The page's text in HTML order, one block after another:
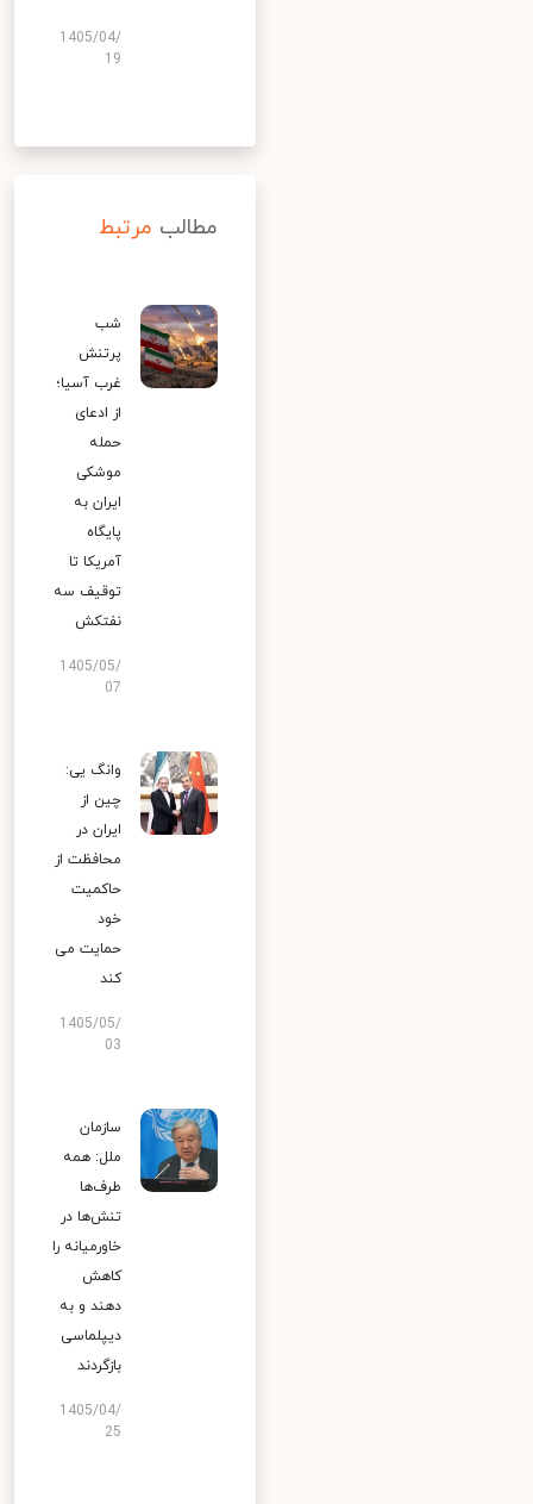
1405/04/
19
مطالب مرتبط
شب
پرتنش
غرب آسیا؛
از ادعای
حمله
موشکی
ایران به
پایگاه
آمریکا تا
توقیف سه
نفتکش
1405/05/
07
وانگ یی:
چین از
ایران در
محافظت از
حاکمیت
خود
حمایت می
کند
1405/05/
03
سازمان
ملل: همه
طرف‌ها
تنش‌ها در
خاورمیانه را
کاهش
دهند و به
دیپلماسی
بازگردند
1405/04/
25